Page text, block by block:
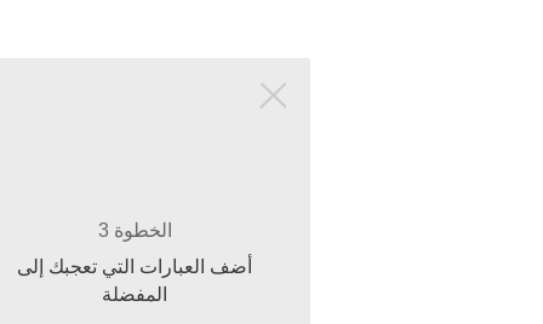
الخطوة 3
أضف العبارات التي تعجبك إلى
المفضلة